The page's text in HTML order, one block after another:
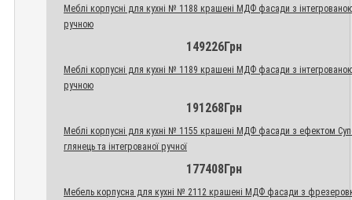
Меблі корпусні для кухні № 1188 крашені МДФ фасади з
ручною
149226Грн
Меблі корпусні для кухні № 1189 крашені МДФ фасади з
ручною
191268Грн
Меблі корпусні для кухні № 1155 крашені МДФ фасади з ефектом
глянець та інтегрованої ручної
177408Грн
Мебель корпусна для кухні № 2112 крашені МДФ фасади з